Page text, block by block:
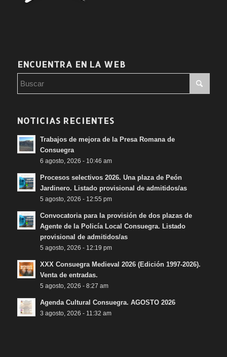
ENCUENTRA EN LA WEB
NOTICIAS RECIENTES
Trabajos de mejora de la Presa Romana de
Consuegra
6 agosto, 2026 - 10:46 am
Procesos selectivos 2026. Una plaza de Peón
Jardinero. Listado provisional de admitidos/as
5 agosto, 2026 - 12:55 pm
Convocatoria para la provisión de dos plazas de
Agente de la Policía Local Consuegra. Listado
provisional de admitidos/as
5 agosto, 2026 - 12:19 pm
XXX Consuegra Medieval 2026 (Edición 1997-2026).
Venta de entradas.
5 agosto, 2026 - 8:27 am
Agenda Cultural Consuegra. AGOSTO 2026
3 agosto, 2026 - 11:32 am